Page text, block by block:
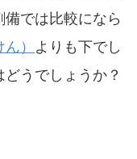
では比較になら
） よりも下でし
うでしょうか？